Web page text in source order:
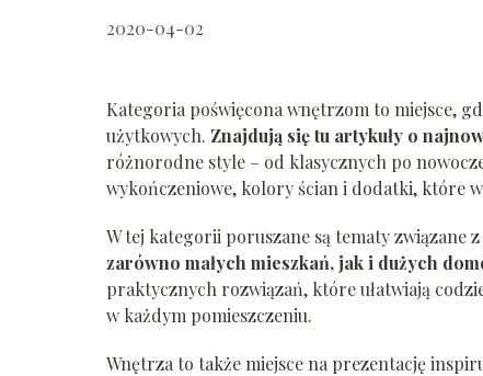
2020-04-02
Kategoria poświęcona wnętrzom to miejsce,
użytkowych. Znajdują się tu artykuły o
różnorodne style – od klasycznych po
wykończeniowe, kolory ścian i dodatki, które
W tej kategorii poruszane są tematy związane
zarówno małych mieszkań, jak i dużych
praktycznych rozwiązań, które ułatwiają
w każdym pomieszczeniu.
Wnętrza to także miejsce na prezentację